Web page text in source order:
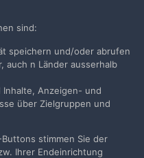
mehr Farbtöne und
Friedemann
sind:
speichern und/oder abrufen
auch n Länder ausserhalb
Anzeigen- und
über Zielgruppen und
Buttons stimmen Sie der
Ihrer Endeinrichtung